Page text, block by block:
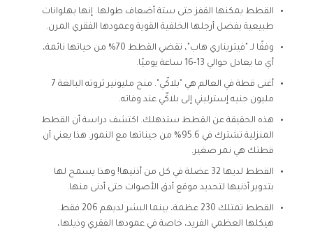
القطط يمكنها القفز حتى ستة أضعاف طولها. إنها بهلوانات
طبيعية بفضل أرجلها الخلفية القوية وعمودها الفقري المرن.
وفقًا لـ "فيتريناري هاب"، تقضي القطط 70% من حياتها نائمة،
أي ما يعادل حوالي 13-16 ساعة يوميًا.
أغنى قطة في العالم هي "بلاكّي". منح مليونير ثروته البالغة 7
مليون جنيه إسترليني إلى بلاكّي عند وفاته.
هذه الحقيقة عن القطط ستذهلك. اكتشف دراسة أن القطط
المنزلية تشترك في 95.6% من جيناتها مع النمور. هذا يعني أن
قطتك هي نمر صغير.
القطط لديها 32 عضلة في كل من أذنيها! وهذا يسمح لها
بتدوير أذنيها لتحديد موقع أدق الأصوات حتى أدنى منها.
القطط تمتلك 230 عظمة، بينما البشر لديهم 206 فقط.
هيكلها العظمي الفريد، خاصة في عمودها الفقري وذيلها،